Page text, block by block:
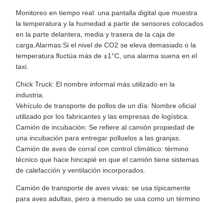
Monitoreo en tiempo real: una pantalla digital que muestra
la temperatura y la humedad a partir de sensores colocados
en la parte delantera, media y trasera de la caja de
carga.Alarmas:Si el nivel de CO2 se eleva demasiado o la
temperatura fluctúa más de ±1°C, una alarma suena en el
taxi.
Chick Truck: El nombre informal más utilizado en la
industria.
Vehículo de transporte de pollos de un día: Nombre oficial
utilizado por los fabricantes y las empresas de logística.
Camión de incubación: Se refiere al camión propiedad de
una incubación para entregar polluelos a las granjas.
Camión de aves de corral con control climático: término
técnico que hace hincapié en que el camión tiene sistemas
de calefacción y ventilación incorporados.
Camión de transporte de aves vivas: se usa típicamente
para aves adultas, pero a menudo se usa como un término